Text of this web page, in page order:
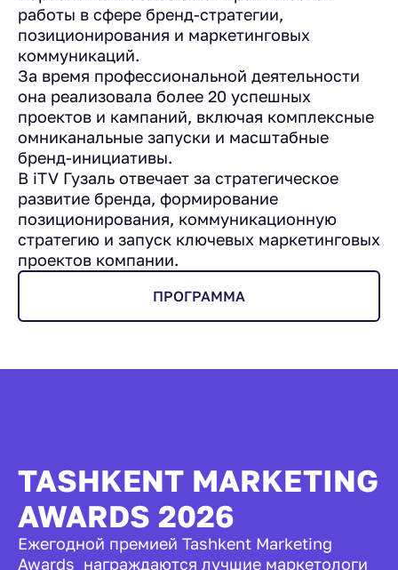
работы в сфере бренд-стратегии,
позиционирования и маркетинговых
коммуникаций.
За время профессиональной деятельности
она реализовала более 20 успешных
проектов и кампаний, включая комплексные
омниканальные запуски и масштабные
бренд-инициативы.
В iTV Гузаль отвечает за стратегическое
развитие бренда, формирование
позиционирования, коммуникационную
стратегию и запуск ключевых маркетинговых
проектов компании.
ПРОГРАММА
TASHKENT MARKETING
AWARDS 2026
Ежегодной премией Tashkent Marketing
Awards награждаются лучшие маркетологи